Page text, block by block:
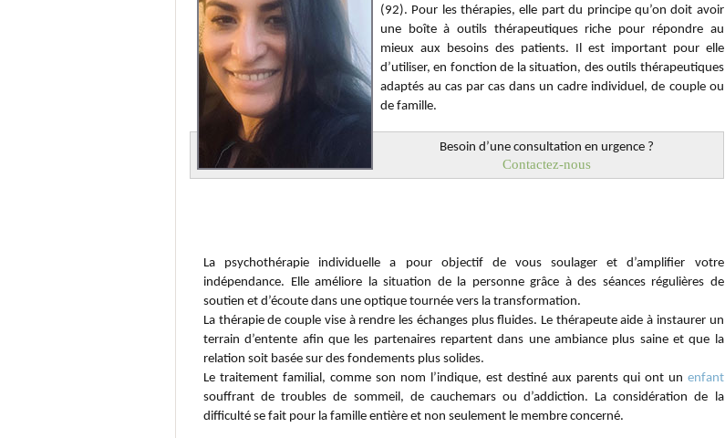
(92). Pour les thérapies, elle part du principe qu’on doit avoir
une boîte à outils thérapeutiques riche pour répondre au
mieux aux besoins des patients. Il est important pour elle
d’utiliser, en fonction de la situation, des outils thérapeutiques
adaptés au cas par cas dans un cadre individuel, de couple ou
de famille.
Besoin d’une consultation en urgence ?
Contactez-nous
La psychothérapie individuelle a pour objectif de vous soulager et d’amplifier votre
indépendance. Elle améliore la situation de la personne grâce à des séances régulières de
soutien et d’écoute dans une optique tournée vers la transformation.
La thérapie de couple vise à rendre les échanges plus fluides. Le thérapeute aide à instaurer un
terrain d’entente afin que les partenaires repartent dans une ambiance plus saine et que la
relation soit basée sur des fondements plus solides.
Le traitement familial, comme son nom l’indique, est destiné aux parents qui ont un enfant
souffrant de troubles de sommeil, de cauchemars ou d’addiction. La considération de la
difficulté se fait pour la famille entière et non seulement le membre concerné.